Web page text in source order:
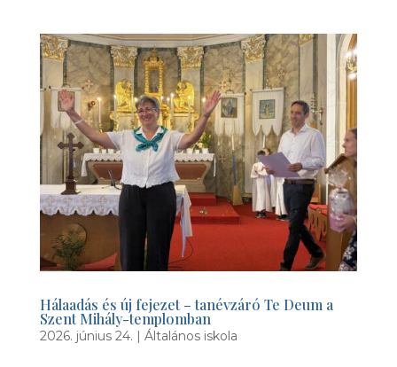
Hálaadás és új fejezet – tanévzáró Te Deum a
Szent Mihály-templomban
2026. június 24. Általános iskola